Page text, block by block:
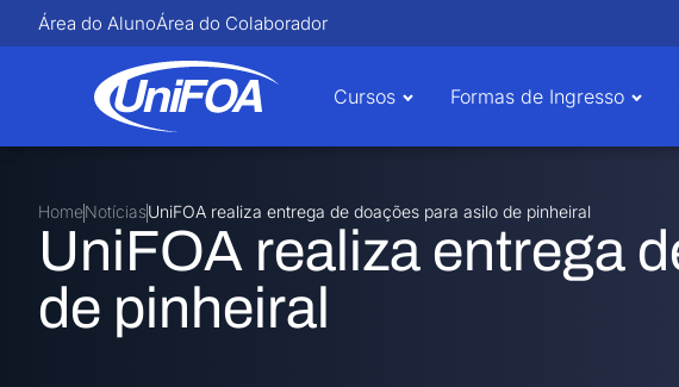
Área do AlunoÁrea do Colaborador
Cursos Formas de Ingresso
HomeNotíciasUniFOA realiza entrega de doações para asilo de pinheiral
UniFOA realiza entrega
de pinheiral